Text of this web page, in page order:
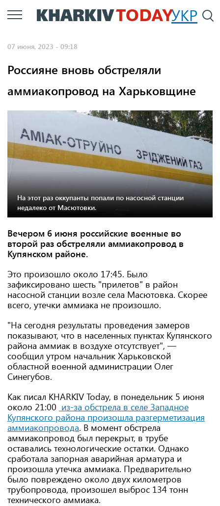
Перейти
к
УКР
07 июня, 2023 - 09:18
Россияне вновь обстреляли
аммиакопровод на Харьковщине
На этот раз оккупанты попали по насосной станции
недалеко от Масютовки.
Вечером 6 июня российские военные во
второй раз обстреляли аммиакопровод в
Купянском районе.
Это произошло около 17:45. Было
зафиксировано шесть "прилетов" в район
насосной станции возле села Масютовка. Скорее
всего, утечки аммиака не произошло.
"На сегодня результаты проведения замеров
показывают, что в населенных пунктах Купянского
района аммиак в воздухе отсутствует", —
сообщил утром начальник Харьковской
областной военной администрации Олег
Синегубов.
Как писал KHARKIV Today, в понедельник 5 июня
около 21:00 из-за обстрела в селе Западное
Купянского района произошла разгерметизация
аммиакопровода. В момент обстрела
аммиакопровод был перекрыт, в трубе
оставались технологические остатки. Однако
сработала запорная аварийная арматура и
произошла утечка аммиака. Предварительно
было повреждено около двух километров
трубопровода, произошел выброс 134 тонн
технического аммиака.